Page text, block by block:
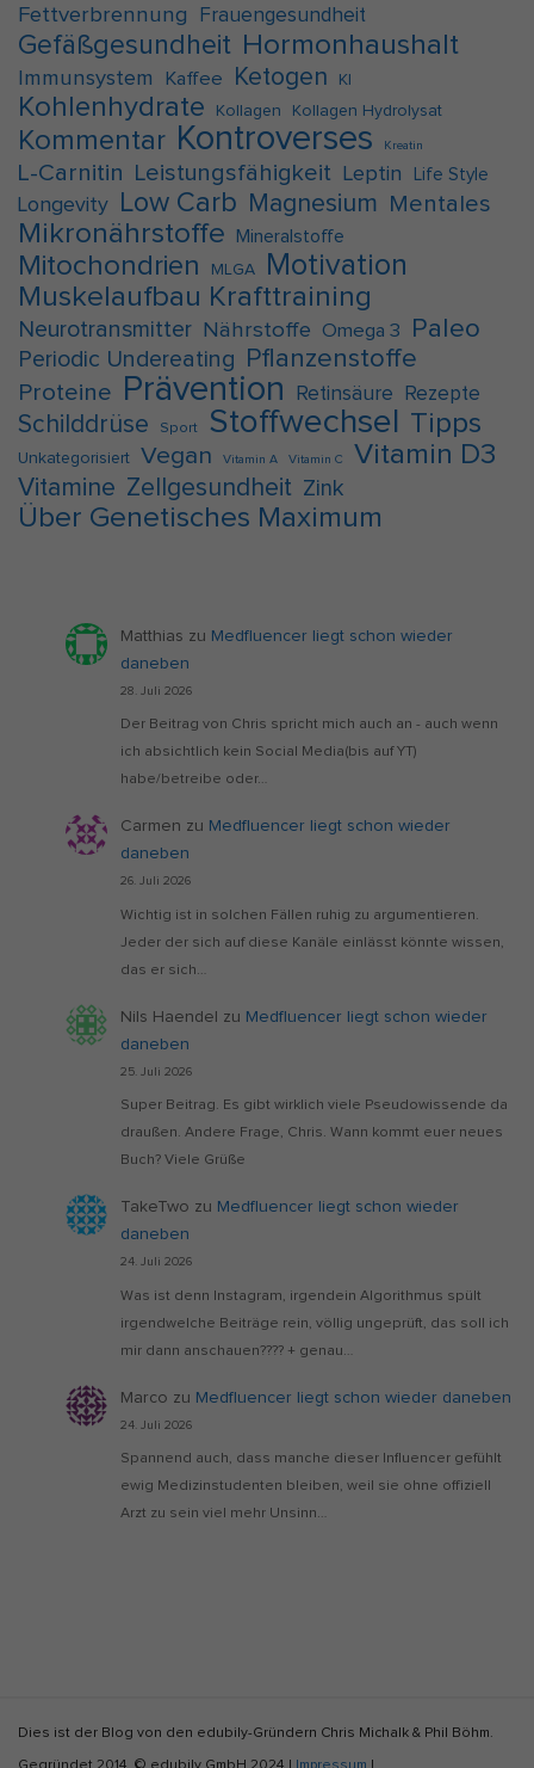
Fettverbrennung Frauengesundheit
Gefäßgesundheit Hormonhaushalt
Immunsystem Kaffee Ketogen KI
Kohlenhydrate Kollagen Kollagen Hydrolysat
Kommentar Kontroverses Kreatin
L-Carnitin Leistungsfähigkeit Leptin Life Style
Longevity Low Carb Magnesium Mentales
Mikronährstoffe Mineralstoffe
Mitochondrien MLGA Motivation
Muskelaufbau Krafttraining
Neurotransmitter Nährstoffe Omega 3 Paleo
Periodic Undereating Pflanzenstoffe
Proteine Prävention Retinsäure Rezepte
Schilddrüse Sport Stoffwechsel Tipps
Unkategorisiert Vegan Vitamin A Vitamin C Vitamin D3
Vitamine Zellgesundheit Zink
Über Genetisches Maximum
Matthias zu Medfluencer liegt schon wieder
daneben
28. Juli 2026
Der Beitrag von Chris spricht mich auch an - auch wenn
ich absichtlich kein Social Media(bis auf YT)
habe/betreibe oder…
Carmen zu Medfluencer liegt schon wieder
daneben
26. Juli 2026
Wichtig ist in solchen Fällen ruhig zu argumentieren.
Jeder der sich auf diese Kanäle einlässt könnte wissen,
das er sich…
Nils Haendel zu Medfluencer liegt schon wieder
daneben
25. Juli 2026
Super Beitrag. Es gibt wirklich viele Pseudowissende da
draußen. Andere Frage, Chris. Wann kommt euer neues
Buch? Viele Grüße
TakeTwo zu Medfluencer liegt schon wieder
daneben
24. Juli 2026
Was ist denn Instagram, irgendein Algorithmus spült
irgendwelche Beiträge rein, völlig ungeprüft, das soll ich
mir dann anschauen???? + genau…
Marco zu Medfluencer liegt schon wieder daneben
24. Juli 2026
Spannend auch, dass manche dieser Influencer gefühlt
ewig Medizinstudenten bleiben, weil sie ohne offiziell
Arzt zu sein viel mehr Unsinn…
Dies ist der Blog von den edubily-Gründern Chris Michalk & Phil Böhm.